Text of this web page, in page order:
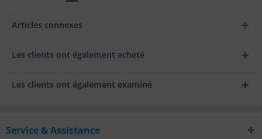
Articles connexes
Les clients ont également acheté
Les clients ont également examiné
Service & Assistance